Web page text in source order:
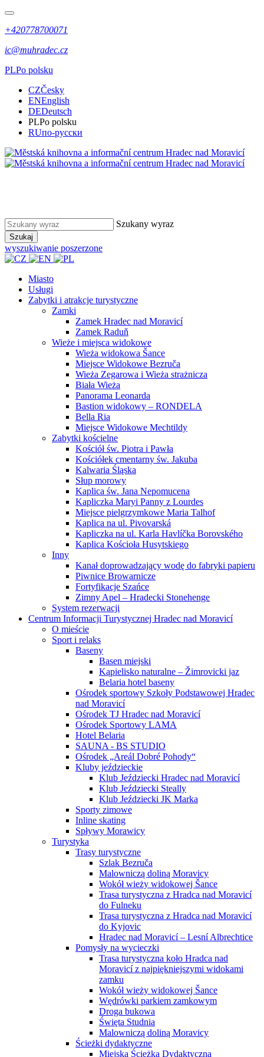
+420778700071
ic@muhradec.cz
PLPo polsku
CZČesky
ENEnglish
DEDeutsch
PLPo polsku
RUпо-русски
Szukany wyraz
Szukaj
wyszukiwanie poszerzone
Miasto
Usługi
Zabytki i atrakcje turystyczne
Zamki
Zamek Hradec nad Moravicí
Zamek Raduň
Wieże i miejsca widokowe
Wieża widokowa Šance
Miejsce Widokowe Bezruča
Wieża Zegarowa i Wieża strażnicza
Biała Wieża
Panorama Leonarda
Bastion widokowy – RONDELA
Bella Ria
Miejsce Widokowe Mechtildy
Zabytki kościelne
Kościół św. Piotra i Pawła
Kościółek cmentarny św. Jakuba
Kalwaria Śląska
Słup morowy
Kaplica św. Jana Nepomucena
Kapliczka Maryi Panny z Lourdes
Miejsce pielgrzymkowe Maria Talhof
Kaplica na ul. Pivovarská
Kapliczka na ul. Karla Havlíčka Borovského
Kaplica Kościoła Husytskiego
Inny
Kanał doprowadzający wodę do fabryki papieru
Piwnice Browarnicze
Fortyfikacje Szańce
Zimny Apel – Hradecki Stonehenge
System rezerwacji
Centrum Informacji Turystycznej Hradec nad Moravicí
O mieście
Sport i relaks
Baseny
Basen miejski
Kąpielisko naturalne – Žimrovicki jaz
Belaria hotel baseny
Ośrodek sportowy Szkoły Podstawowej Hradec
nad Moravicí
Ośrodek TJ Hradec nad Moravicí
Ośrodek Sportowy LAMA
Hotel Belaria
SAUNA - BS STUDIO
Ośrodek „Areál Dobré Pohody“
Kluby jeździeckie
Klub Jeździecki Hradec nad Moravicí
Klub Jeździecki Steally
Klub Jeździecki JK Marka
Sporty zimowe
Inline skating
Spływy Morawicy
Turystyka
Trasy turystyczne
Szlak Bezruča
Malowniczą doliną Moravicy
Wokół wieży widokowej Šance
Trasa turystyczna z Hradca nad Moravicí
do Fulneku
Trasa turystyczna z Hradca nad Moravicí
do Kyjovic
Hradec nad Moravicí – Lesní Albrechtice
Pomysły na wycieczki
Trasa turystyczna koło Hradca nad
Moravicí z najpiękniejszymi widokami
zamku
Wokół wieży widokowej Šance
Wędrówki parkiem zamkowym
Droga bukowa
Święta Studnia
Malowniczą doliną Moravicy
Ścieżki dydaktyczne
Miejska Ścieżka Dydaktyczna